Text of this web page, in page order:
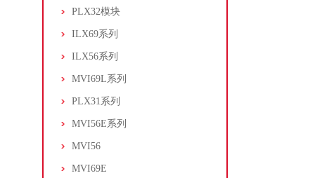
PLX32模块
ILX69系列
ILX56系列
MVI69L系列
PLX31系列
MVI56E系列
MVI56
MVI69E